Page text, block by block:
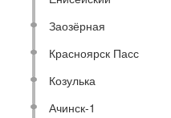
Заозёрная
Красноярск Пасс
Козулька
Ачинск-1